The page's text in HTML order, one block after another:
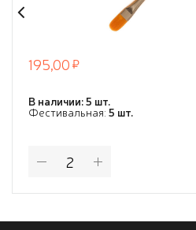
195,00
В наличии: 5 шт.
Фестивальная: 5 шт.